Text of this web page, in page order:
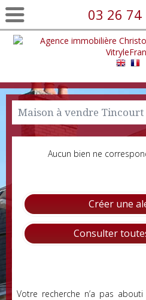
03 26 74
Maison à vendre Tincourt
Aucun bien ne
Créer une
Consulter
Votre recherche n’a pas